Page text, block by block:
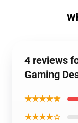
4 reviews
Gaming
★★★★★
★★★★☆